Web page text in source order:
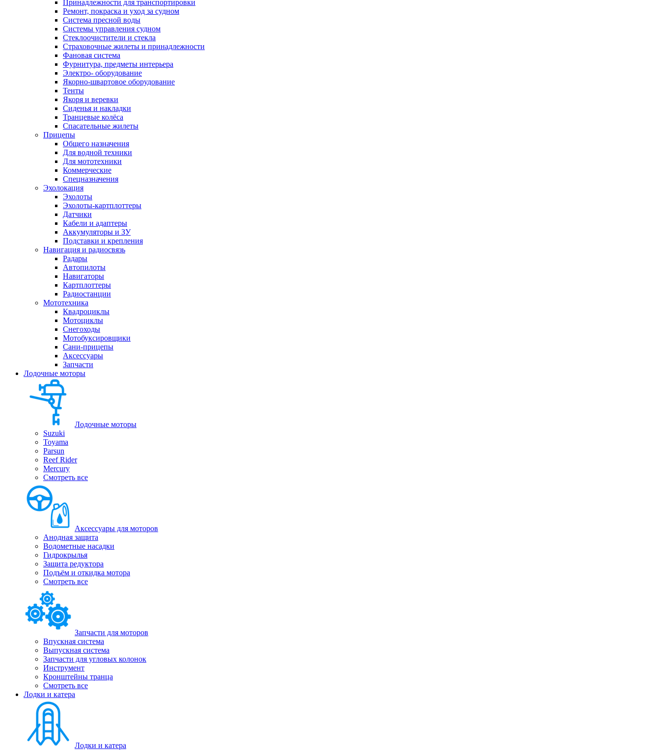
Принадлежности для транспортировки
Ремонт, покраска и уход за судном
Система пресной воды
Системы управления судном
Стеклоочистители и стекла
Страховочные жилеты и принадлежности
Фановая система
Фурнитура, предметы интерьера
Электро- оборудование
Якорно-швартовое оборудование
Тенты
Якоря и веревки
Сиденья и накладки
Транцевые колёса
Спасательные жилеты
Прицепы
Общего назначения
Для водной техники
Для мототехники
Коммерческие
Спецназначения
Эхолокация
Эхолоты
Эхолоты-картплоттеры
Датчики
Кабели и адаптеры
Аккумуляторы и ЗУ
Подставки и крепления
Навигация и радиосвязь
Радары
Автопилоты
Навигаторы
Картплоттеры
Радиостанции
Мототехника
Квадроциклы
Мотоциклы
Снегоходы
Мотобуксировщики
Сани-прицепы
Аксессуары
Запчасти
Лодочные моторы
Лодочные моторы
Suzuki
Toyama
Parsun
Reef Rider
Mercury
Смотреть все
Аксессуары для моторов
Анодная защита
Водометные насадки
Гидрокрылья
Защита редуктора
Подъём и откидка мотора
Смотреть все
Запчасти для моторов
Впускная система
Выпускная система
Запчасти для угловых колонок
Инструмент
Кронштейны транца
Смотреть все
Лодки и катера
Лодки и катера